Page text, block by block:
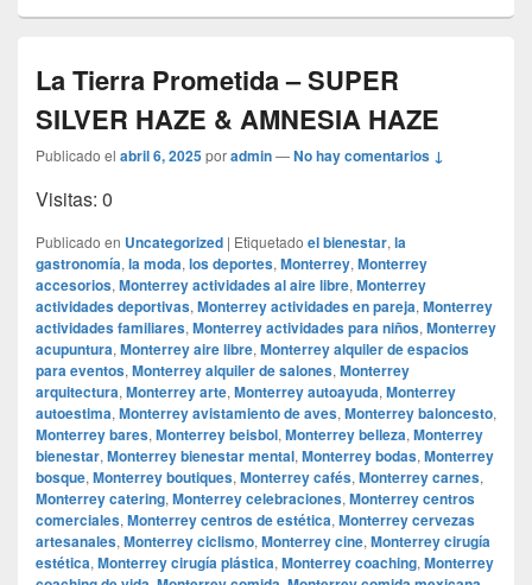
La Tierra Prometida – SUPER
SILVER HAZE & AMNESIA HAZE
Publicado el abril 6, 2025poradmin—No hay comentarios ↓
Visitas: 0
Publicado en Uncategorized | Etiquetado el bienestar, la
gastronomía, la moda, los deportes, Monterrey, Monterrey
accesorios, Monterrey actividades al aire libre, Monterrey
actividades deportivas, Monterrey actividades en pareja, Monterrey
actividades familiares, Monterrey actividades para niños, Monterrey
acupuntura, Monterrey aire libre, Monterrey alquiler de espacios
para eventos, Monterrey alquiler de salones, Monterrey
arquitectura, Monterrey arte, Monterrey autoayuda, Monterrey
autoestima, Monterrey avistamiento de aves, Monterrey baloncesto,
Monterrey bares, Monterrey beisbol, Monterrey belleza, Monterrey
bienestar, Monterrey bienestar mental, Monterrey bodas, Monterrey
bosque, Monterrey boutiques, Monterrey cafés, Monterrey carnes,
Monterrey catering, Monterrey celebraciones, Monterrey centros
comerciales, Monterrey centros de estética, Monterrey cervezas
artesanales, Monterrey ciclismo, Monterrey cine, Monterrey cirugía
estética, Monterrey cirugía plástica, Monterrey coaching, Monterrey